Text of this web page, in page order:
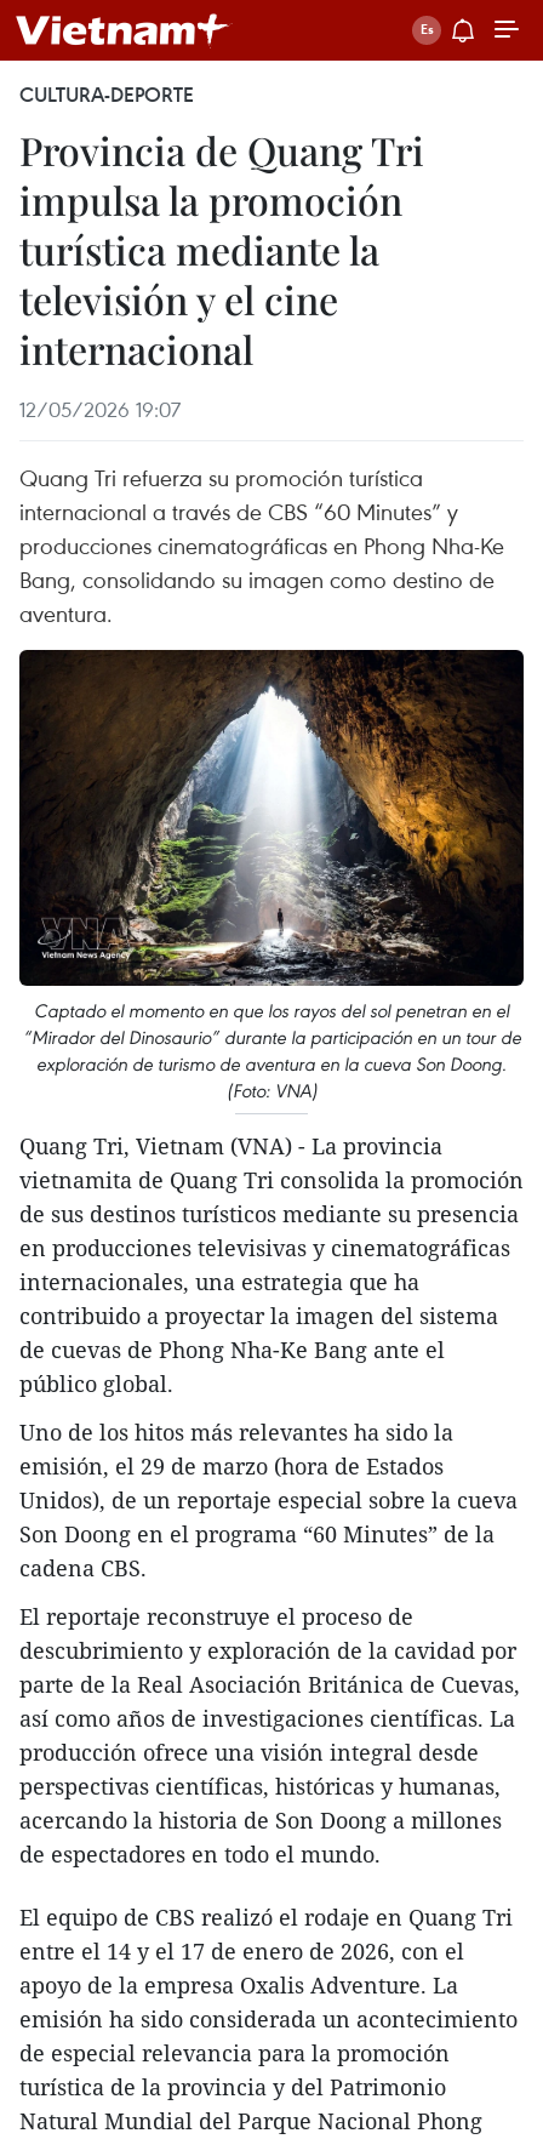
CULTURA-DEPORTE
Provincia de Quang Tri
impulsa la promoción
turística mediante la
televisión y el cine
internacional
12/05/2026 19:07
Quang Tri refuerza su promoción turística
internacional a través de CBS “60 Minutes” y
producciones cinematográficas en Phong Nha-Ke
Bang, consolidando su imagen como destino de
aventura.
Captado el momento en que los rayos del sol penetran en el
“Mirador del Dinosaurio” durante la participación en un tour de
exploración de turismo de aventura en la cueva Son Doong.
(Foto: VNA)
Quang Tri, Vietnam (VNA) - La provincia
vietnamita de Quang Tri consolida la promoción
de sus destinos turísticos mediante su presencia
en producciones televisivas y cinematográficas
internacionales, una estrategia que ha
contribuido a proyectar la imagen del sistema
de cuevas de Phong Nha-Ke Bang ante el
público global.
Uno de los hitos más relevantes ha sido la
emisión, el 29 de marzo (hora de Estados
Unidos), de un reportaje especial sobre la cueva
Son Doong en el programa “60 Minutes” de la
cadena CBS.
El reportaje reconstruye el proceso de
descubrimiento y exploración de la cavidad por
parte de la Real Asociación Británica de Cuevas,
así como años de investigaciones científicas. La
producción ofrece una visión integral desde
perspectivas científicas, históricas y humanas,
acercando la historia de Son Doong a millones
de espectadores en todo el mundo.
El equipo de CBS realizó el rodaje en Quang Tri
entre el 14 y el 17 de enero de 2026, con el
apoyo de la empresa Oxalis Adventure. La
emisión ha sido considerada un acontecimiento
de especial relevancia para la promoción
turística de la provincia y del Patrimonio
Natural Mundial del Parque Nacional Phong